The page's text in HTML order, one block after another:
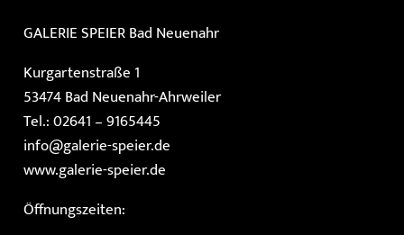
GALERIE SPEIERBad Neuenahr
Kurgartenstraße 1
53474 Bad Neuenahr-Ahrweiler
Tel.: 02641 – 9165445
info@galerie-speier.de
www.galerie-speier.de
Öffnungszeiten: